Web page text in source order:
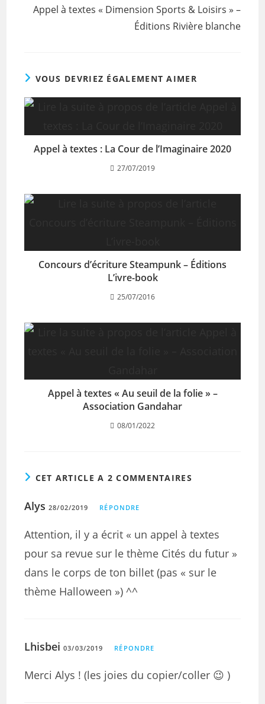
Appel à textes « Dimension Sports & Loisirs » –
Éditions Rivière blanche
VOUS DEVRIEZ ÉGALEMENT AIMER
Appel à textes : La Cour de l’Imaginaire 2020
27/07/2019
Concours d’écriture Steampunk – Éditions
L’ivre-book
25/07/2016
Appel à textes « Au seuil de la folie » –
Association Gandahar
08/01/2022
CET ARTICLE A 2 COMMENTAIRES
Alys 28/02/2019 RÉPONDRE
Attention, il y a écrit « un appel à textes
pour sa revue sur le thème Cités du futur »
dans le corps de ton billet (pas « sur le
thème Halloween ») ^^
Lhisbei 03/03/2019 RÉPONDRE
Merci Alys ! (les joies du copier/coller 😉 )